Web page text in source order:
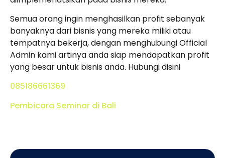
Semua orang ingin menghasilkan profit sebanyak
banyaknya dari bisnis yang mereka miliki atau
tempatnya bekerja, dengan menghubungi Official
Admin kami artinya anda siap mendapatkan profit
yang besar untuk bisnis anda. Hubungi disini
085186661369
Pembicara Seminar di Bali